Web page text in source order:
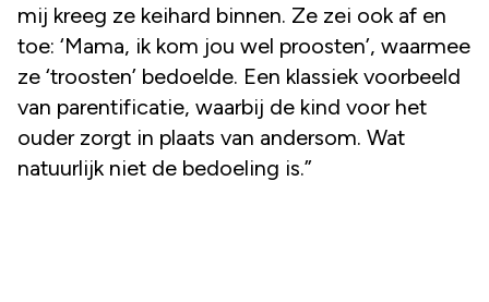
mij kreeg ze keihard binnen. Ze zei ook af en
toe: ‘Mama, ik kom jou wel proosten’, waarmee
ze ‘troosten’ bedoelde. Een klassiek voorbeeld
van parentificatie, waarbij de kind voor het
ouder zorgt in plaats van andersom. Wat
natuurlijk niet de bedoeling is.”